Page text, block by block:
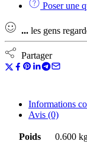
Poser une
... les gens
Partager
Informations
Avis (0)
Poids
0.600